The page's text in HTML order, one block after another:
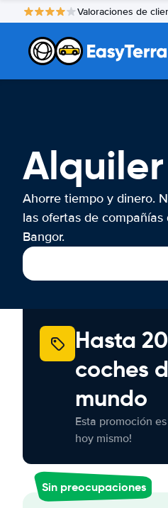
Valoraciones de
Ahorre tiempo y dinero.
las ofertas de
Bangor.
Hasta
coches
mundo
Esta promoción
hoy mismo!
Sin preocupaciones